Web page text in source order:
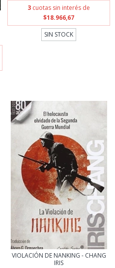
3 cuotas sin interés de
$18.966,67
SIN STOCK
VIOLACIÓN DE NANKING - CHANG
IRIS